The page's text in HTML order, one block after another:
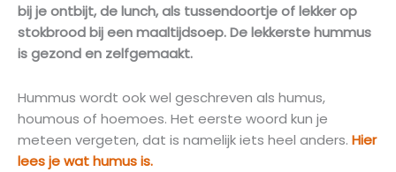
bij je ontbijt, de lunch, als tussendoortje of lekker op
stokbrood bij een maaltijdsoep. De lekkerste hummus
is gezond en zelfgemaakt.
Hummus wordt ook wel geschreven als humus,
houmous of hoemoes. Het eerste woord kun je
meteen vergeten, dat is namelijk iets heel anders. Hier
lees je wat humus is.